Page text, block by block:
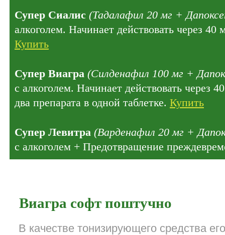
Супер Сиалис (Тадалафил 20 мг +
алкоголем. Начинает действовать через
Купить
Супер Виагра (Силденафил 100 мг +
с алкоголем. Начинает действовать через
два препарата в одной таблетке. Купить
Супер Левитра (Варденафил 20 мг +
с алкоголем + Предотвращение
Виагра софт поштучно
В качестве тонизирующего средства